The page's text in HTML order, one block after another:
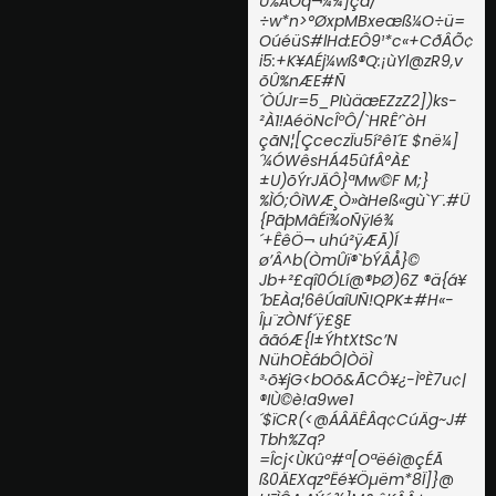
÷w*n>°ØxpMBxeæß¼O÷ü=
OúéüS#lHd:EÔ9¹*c«+CðÂÕ¢
i5:+K¥AÉj¼wß®Q:¡ùYl@zR9,v
õÛ%nÆE#Ñ
´ÒÚJr=5_PIùäæEZzZ2])ks-
²À1!AéöNcÎºÔ/`H­­RÊ’`òH
çãN¦[Çcecz­Ïu5í²ê1´E $në¼]
´¼ÓWêsHÁ45ûfÂ°À£
±U)õÝrJÄÔ}ªMw©F M;}
%ÌÓ;ÔìWÆ¸Ò»àHeß«gù`Y¨.#Ü
{PãþMâÉï¾oÑÿIé¾
´+ÊêÖ¬ uhú²ÿÆÃ)Í
ø’Â^b(ÒmÛï®`bÝÂÅ}©
Jb+²£qî0ÓLí@®ÞØ)6Z ®ä{á¥
´bEÀa¦6êÚaîUÑ!QPK±#H«­
Îµ¨zÒNf´ÿ£§E
ããóÆ{l±ÝhtXtSc’N
NühOÈábÔ|ÒöÌ
³·õ¥jG<bOõ&ÃCÔ¥¿-Ì°È7u¢|
®IÙ©è!a9we1
´$ïCR(<@ÁÂÄÊÂq¢CúÄg~J#
Tbh%Zq?
=Îcj<ÙKûº#ª[Oªëéì@çÉÃ
ß0ÄEXqz°Ëé¥Öµëm*8Ï]}@